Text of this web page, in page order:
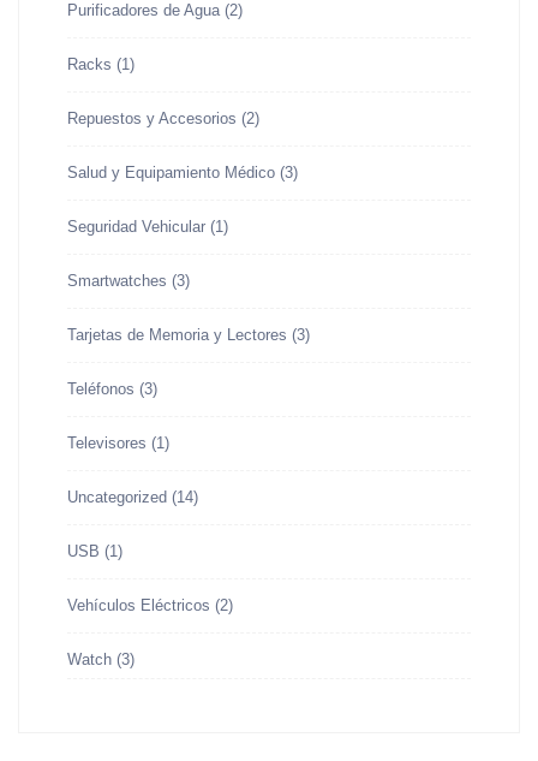
Purificadores de Agua (2)
Racks (1)
Repuestos y Accesorios (2)
Salud y Equipamiento Médico (3)
Seguridad Vehicular (1)
Smartwatches (3)
Tarjetas de Memoria y Lectores (3)
Teléfonos (3)
Televisores (1)
Uncategorized (14)
USB (1)
Vehículos Eléctricos (2)
Watch (3)